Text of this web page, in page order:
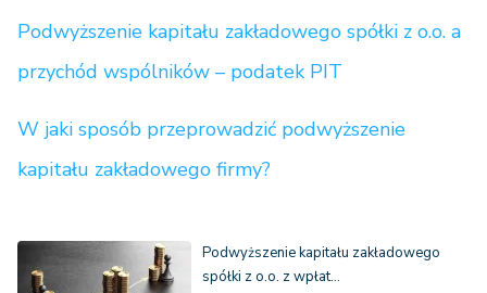
Podwyższenie kapitału zakładowego spółki z o.o. a
przychód wspólników – podatek PIT
W jaki sposób przeprowadzić podwyższenie
kapitału zakładowego firmy?
Podwyższenie kapitału zakładowego
spółki z o.o. z wpłat…